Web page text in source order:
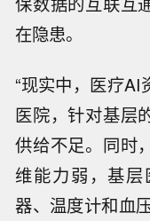
在隐患。
“现实中，医疗
医院，针对基层
供给不足。同时
维能力弱，基
器、温度计和血